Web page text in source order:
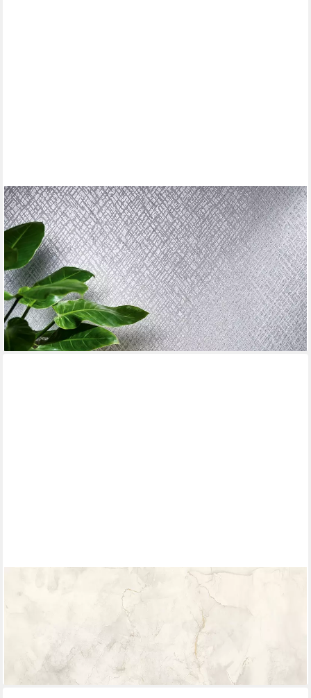
MARBURG
Vliestapete Wildness, geprägt, Kunst, glänzend, kariert, Kacheln
moderne Tapete für Wohnzimmer Schlafzimmer Küche
60,99 € UVP121,95 €
(8,66 €/ 1 qm)
-50%
lieferbar - in 3-4 Werktagen bei dir
+2
Fototapete SCHÖNER WOHNEN-Kollektion Fototapete Marmor
GOLD MARBLE 360165, strukturiert, Motiv, (1 Rolle, 1 St),
ab 49,95 €
(11,22 €/ 1 qm)
lieferbar - in 2-3 Werktagen bei dir